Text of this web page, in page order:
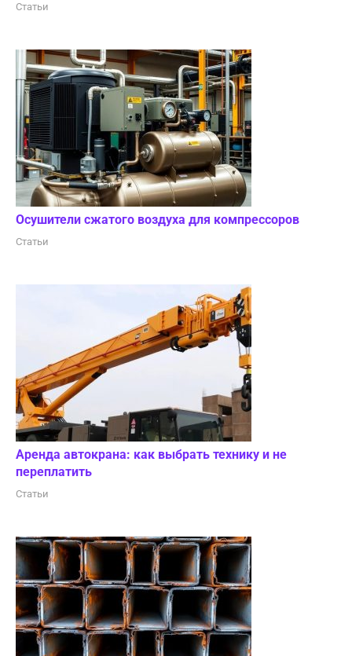
Статьи
Осушители сжатого воздуха для компрессоров
Статьи
Аренда автокрана: как выбрать технику и не
переплатить
Статьи